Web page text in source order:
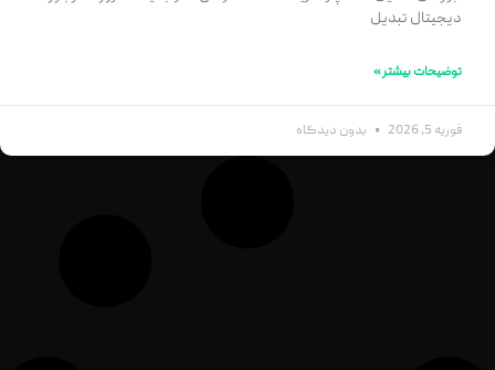
دیجیتال تبدیل
توضیحات بیشتر »
فوریه 5, 2026 بدون دیدگاه